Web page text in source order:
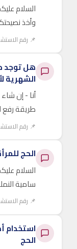
السلام
وأخذ
استفدنا
📌 رقم الاستشارة:
هل توجد
الشهرية
أنا - إن
طريقة رفع
أبلعها، ولا
📌 رقم الاستشارة:
الحج
السلام
سامية
ذلك الوقت
📌 رقم الاستشارة:
استخدام
الحج